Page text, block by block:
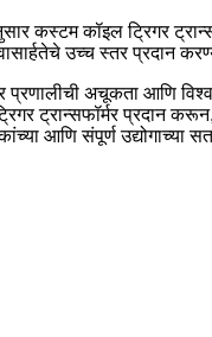
कस्टम कॉइल ट्रिगर
उच्च स्तर प्रदान
अचूकता आणि
ट्रान्सफॉर्मर प्रदान
आणि संपूर्ण